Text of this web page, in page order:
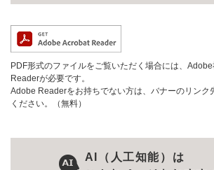
PDF形式のファイルをご覧いただく場合には、
Readerが必要です。
Adobe Readerをお持ちでない方は、バナーのリンク
ください。（無料）
AI（人工知能）は